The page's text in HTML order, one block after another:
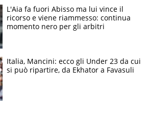
L'Aia fa fuori Abisso ma lui vince il
ricorso e viene riammesso: continua
momento nero per gli arbitri
Italia, Mancini: ecco gli Under 23 da cui
si può ripartire, da Ekhator a Favasuli